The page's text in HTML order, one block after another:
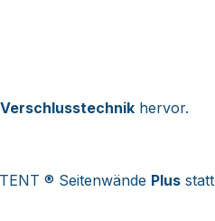
hervor.
® Seitenwände Plus statt